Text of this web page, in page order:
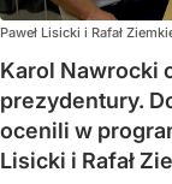
Paweł Lisicki i Rafał
Karol Nawrocki
prezydentury.
ocenili w
Lisicki i Rafał